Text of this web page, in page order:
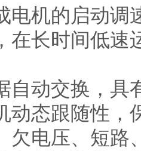
机的启动调
在长时间低速
动交换，具
动态跟随性，
欠电压、短路